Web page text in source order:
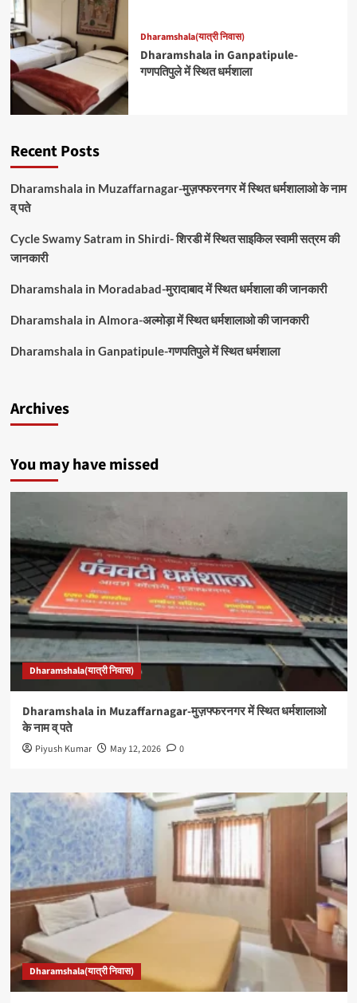
Dharamshala(यात्री निवास)
Dharamshala in Ganpatipule-
गणपतिपुले में स्थित धर्मशाला
Recent Posts
Dharamshala in Muzaffarnagar-मुज़फ्फरनगर में स्थित धर्मशालाओ के नाम
व् पते
Cycle Swamy Satram in Shirdi- शिरडी में स्थित साइकिल स्वामी सत्रम की
जानकारी
Dharamshala in Moradabad-मुरादाबाद में स्थित धर्मशाला की जानकारी
Dharamshala in Almora-अल्मोड़ा में स्थित धर्मशालाओ की जानकारी
Dharamshala in Ganpatipule-गणपतिपुले में स्थित धर्मशाला
Archives
You may have missed
Dharamshala(यात्री निवास)
Dharamshala in Muzaffarnagar-मुज़फ्फरनगर में स्थित धर्मशालाओ
के नाम व् पते
Piyush Kumar May 12, 2026 0
Dharamshala(यात्री निवास)